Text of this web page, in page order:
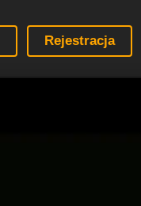
Rejestracja